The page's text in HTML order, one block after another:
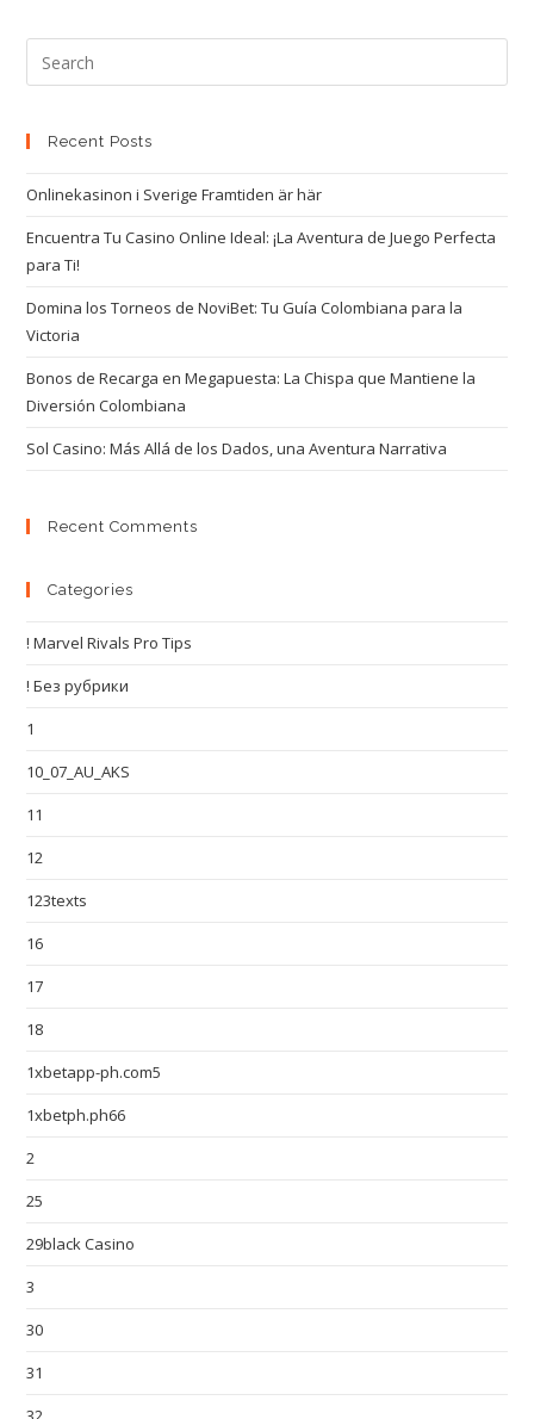
Recent Posts
Onlinekasinon i Sverige Framtiden är här
Encuentra Tu Casino Online Ideal: ¡La Aventura de Juego Perfecta
para Ti!
Domina los Torneos de NoviBet: Tu Guía Colombiana para la
Victoria
Bonos de Recarga en Megapuesta: La Chispa que Mantiene la
Diversión Colombiana
Sol Casino: Más Allá de los Dados, una Aventura Narrativa
Recent Comments
Categories
! Marvel Rivals Pro Tips
! Без рубрики
1
10_07_AU_AKS
11
12
123texts
16
17
18
1xbetapp-ph.com5
1xbetph.ph66
2
25
29black Casino
3
30
31